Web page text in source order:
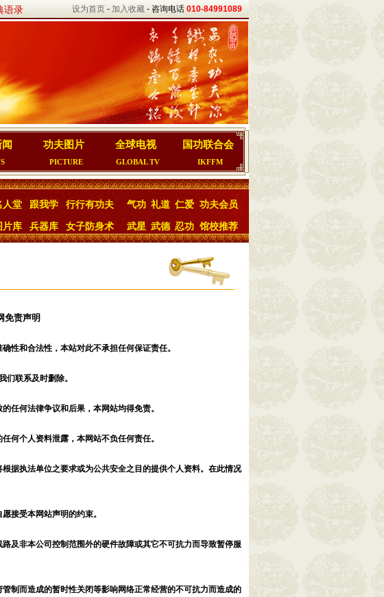
语录 设为首页 - 加入收藏 - 咨询电话 010-84991089
功夫图片
PICTURE
全球电视
GLOBAL TV
国功联合会
IKFFM
人堂 跟我学 行行有功夫 气功 礼道 仁爱 功夫会员
片库 兵器库 女子防身术 武星 武德 忍功 馆校推荐
免责声明
性和合法性，本站对此不承担任何保证责任。
们联系及时删除。
任何法律争议和后果，本网站均得免责。
何个人资料泄露，本网站不负任何责任。
据执法单位之要求或为公共安全之目的提供个人资料。在此情况
接受本网站声明的约束。
及非本公司控制范围外的硬件故障或其它不可抗力而导致暂停服
制而造成的暂时性关闭等影响网络正常经营的不可抗力而造成的